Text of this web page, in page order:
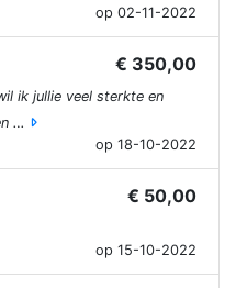
op 02-11-2022
€ 350,00
ik jullie veel sterkte en
…
op 18-10-2022
€ 50,00
op 15-10-2022